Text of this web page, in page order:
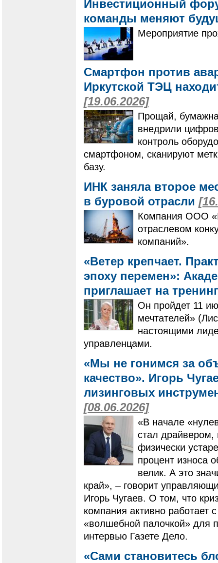
Инвестиционный
команды меняют
Мероприятие
Смартфон против
Иркутской ТЭЦ
[19.06.2026]
Прощай,
внедрили
контроль
смартфоном, сканируют
базу.
ИНК заняла второе
в буровой отрасли
Компания ООО
отраслевом
компаний».
«Ветер крепчает.
эпоху перемен»:
приглашает на
Он пройдет 11
мечтателей»
настоящими
управленцами.
«Мы не гонимся за
качество». Игорь
лизинговых
[08.06.2026]
«В начале
стал
физически
процент износа
велик. А это
край», – говорит
Игорь Чугаев. О том, что
компания активно работает
«волшебной палочкой» для
интервью Газете Дело.
«Сами становитесь